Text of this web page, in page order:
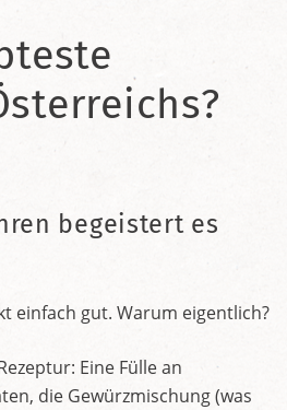
begeistert es
einfach gut. Warum eigentlich?
Eine Fülle an
die Gewürzmischung (was